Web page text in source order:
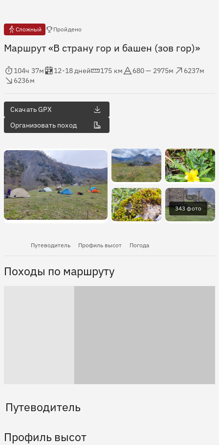
Сложный Пройдено
Маршрут «В страну гор и башен (зов гор)»
в пути
104ч 37м
Оценка в днях
12-18 дней
Дистанция
175 км
Абсолютная высота
680 — 2975м
Набор высоты
6237м
6236м
Скачать GPX
Организовать поход
343 фото
Путеводитель Профиль высот Погода
Походы по маршруту
Путеводитель
Профиль высот